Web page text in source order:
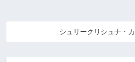
シュリークリシュナ・